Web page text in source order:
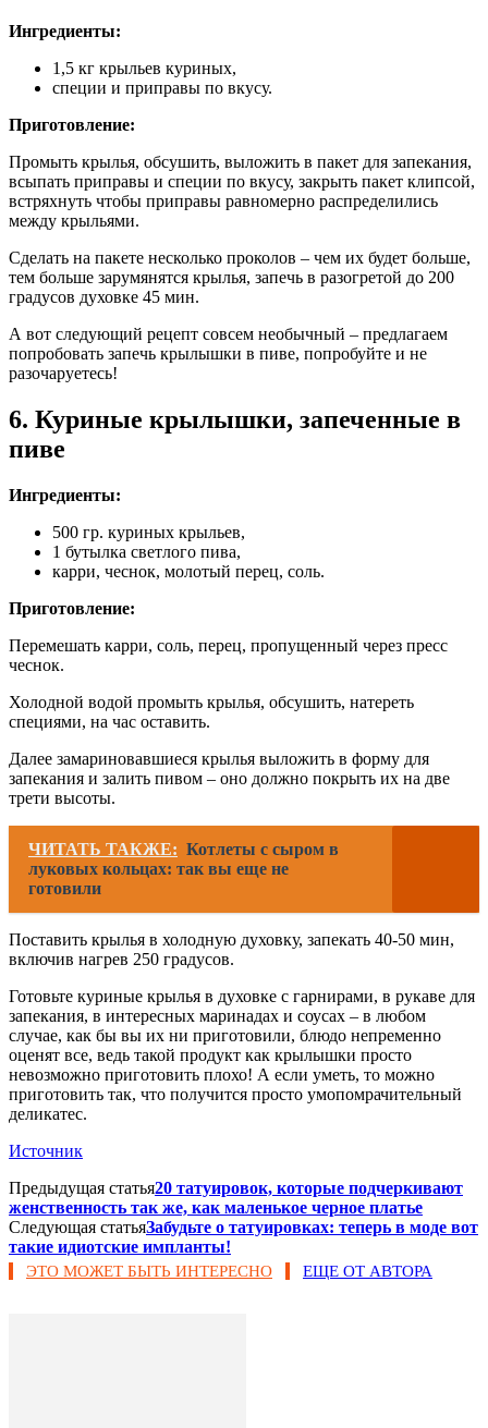
Ингредиенты:
1,5 кг крыльев куриных,
специи и приправы по вкусу.
Приготовление:
Промыть крылья, обсушить, выложить в пакет для запекания,
всыпать приправы и специи по вкусу, закрыть пакет клипсой,
встряхнуть чтобы приправы равномерно распределились
между крыльями.
Сделать на пакете несколько проколов – чем их будет больше,
тем больше зарумянятся крылья, запечь в разогретой до 200
градусов духовке 45 мин.
А вот следующий рецепт совсем необычный – предлагаем
попробовать запечь крылышки в пиве, попробуйте и не
разочаруетесь!
6. Куриные крылышки, запеченные в
пиве
Ингредиенты:
500 гр. куриных крыльев,
1 бутылка светлого пива,
карри, чеснок, молотый перец, соль.
Приготовление:
Перемешать карри, соль, перец, пропущенный через пресс
чеснок.
Холодной водой промыть крылья, обсушить, натереть
специями, на час оставить.
Далее замариновавшиеся крылья выложить в форму для
запекания и залить пивом – оно должно покрыть их на две
трети высоты.
ЧИТАТЬ ТАКЖЕ: Котлеты с сыром в
луковых кольцах: так вы еще не
готовили
Поставить крылья в холодную духовку, запекать 40-50 мин,
включив нагрев 250 градусов.
Готовьте куриные крылья в духовке с гарнирами, в рукаве для
запекания, в интересных маринадах и соусах – в любом
случае, как бы вы их ни приготовили, блюдо непременно
оценят все, ведь такой продукт как крылышки просто
невозможно приготовить плохо! А если уметь, то можно
приготовить так, что получится просто умопомрачительный
деликатес.
Источник
Предыдущая статья20 татуировок, которые подчеркивают
женственность так же, как маленькое черное платье
Следующая статьяЗабудьте о татуировках: теперь в моде вот
такие идиотские импланты!
ЭТО МОЖЕТ БЫТЬ ИНТЕРЕСНО ЕЩЕ ОТ АВТОРА